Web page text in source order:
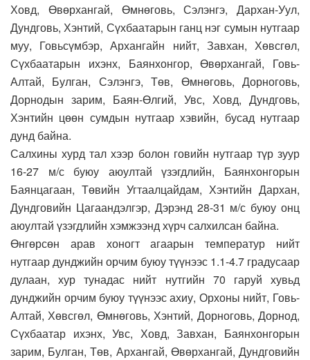
Ховд, Өвөрхангай, Өмнөговь, Сэлэнгэ, Дархан-Уул,
Дундговь, Хэнтий, Сүхбаатарын ганц нэг сумын нутгаар
муу, Говьсүмбэр, Архангайн нийт, Завхан, Хөвсгөл,
Сүхбаатарын ихэнх, Баянхонгор, Өвөрхангай, Говь-
Алтай, Булган, Сэлэнгэ, Төв, Өмнөговь, Дорноговь,
Дорнодын зарим, Баян-Өлгий, Увс, Ховд, Дундговь,
Хэнтийн цөөн сумдын нутгаар хэвийн, бусад нутгаар
дунд байна.
Салхины хурд тал хээр болон говийн нутгаар түр зуур
16-27 м/с буюу аюултай үзэгдлийн, Баянхонгорын
Баянцагаан, Төвийн Угтаалцайдам, Хэнтийн Дархан,
Дундговийн Цагаандэлгэр, Дэрэнд 28-31 м/с буюу онц
аюултай үзэгдлийн хэмжээнд хүрч салхилсан байна.
Өнгөрсөн арав хоногт агаарын температур нийт
нутгаар дунджийн орчим буюу түүнээс 1.1-4.7 градусаар
дулаан, хур тунадас нийт нутгийн 70 гаруй хувьд
дунджийн орчим буюу түүнээс ахиу, Орхоны нийт, Говь-
Алтай, Хөвсгөл, Өмнөговь, Хэнтий, Дорноговь, Дорнод,
Сүхбаатар ихэнх, Увс, Ховд, Завхан, Баянхонгорын
зарим, Булган, Төв, Архангай, Өвөрхангай, Дундговийн